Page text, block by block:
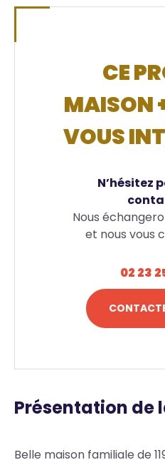
CE
MAISON
VOUS
N’hésitez
Nous
et nous vous
02 23
Présentation de
Body
Belle maison familiale de